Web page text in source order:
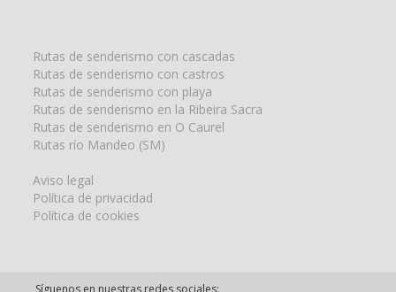
Rutas de senderismo con cascadas
Rutas de senderismo con castros
Rutas de senderismo con playa
Rutas de senderismo en la Ribeira Sacra
Rutas de senderismo en O Caurel
Rutas río Mandeo (SM)
Aviso legal
Política de privacidad
Política de cookies